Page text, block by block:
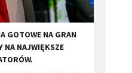
GOTOWE NA GRAN
NA NAJWIĘKSZE